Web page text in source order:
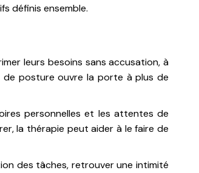
définis ensemble.
leurs besoins sans accusation, à
de posture ouvre la porte à plus de
personnelles et les attentes de
la thérapie peut aider à le faire de
des tâches, retrouver une intimité